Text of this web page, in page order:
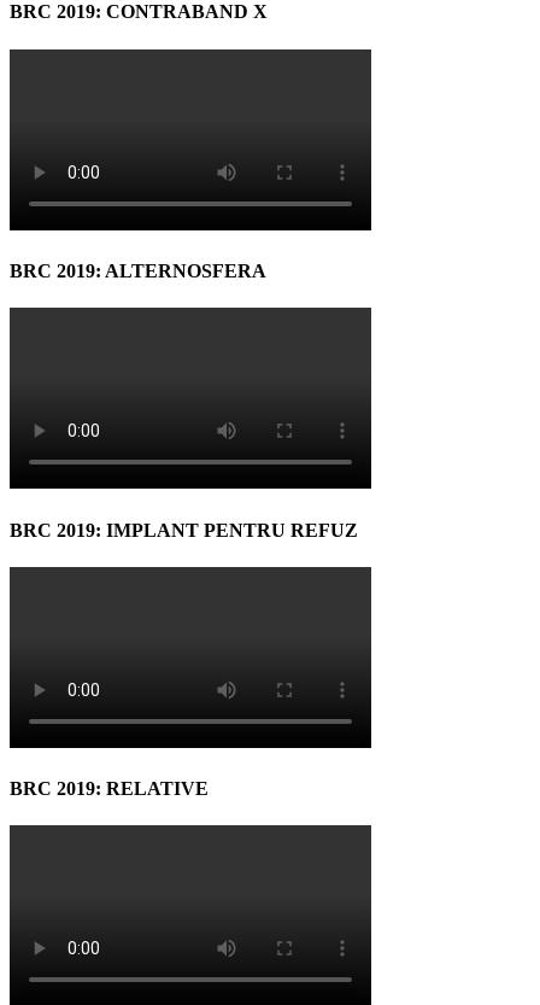
BRC 2019: CONTRABAND X
BRC 2019: ALTERNOSFERA
BRC 2019: IMPLANT PENTRU REFUZ
BRC 2019: RELATIVE